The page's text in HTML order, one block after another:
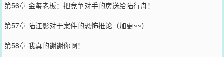
第56章 金玺老板：把竞争对手的房送给陆行舟！
第57章 陆江影对于案件的恐怖推论（加更~~）
第58章 我真的谢谢你啊！